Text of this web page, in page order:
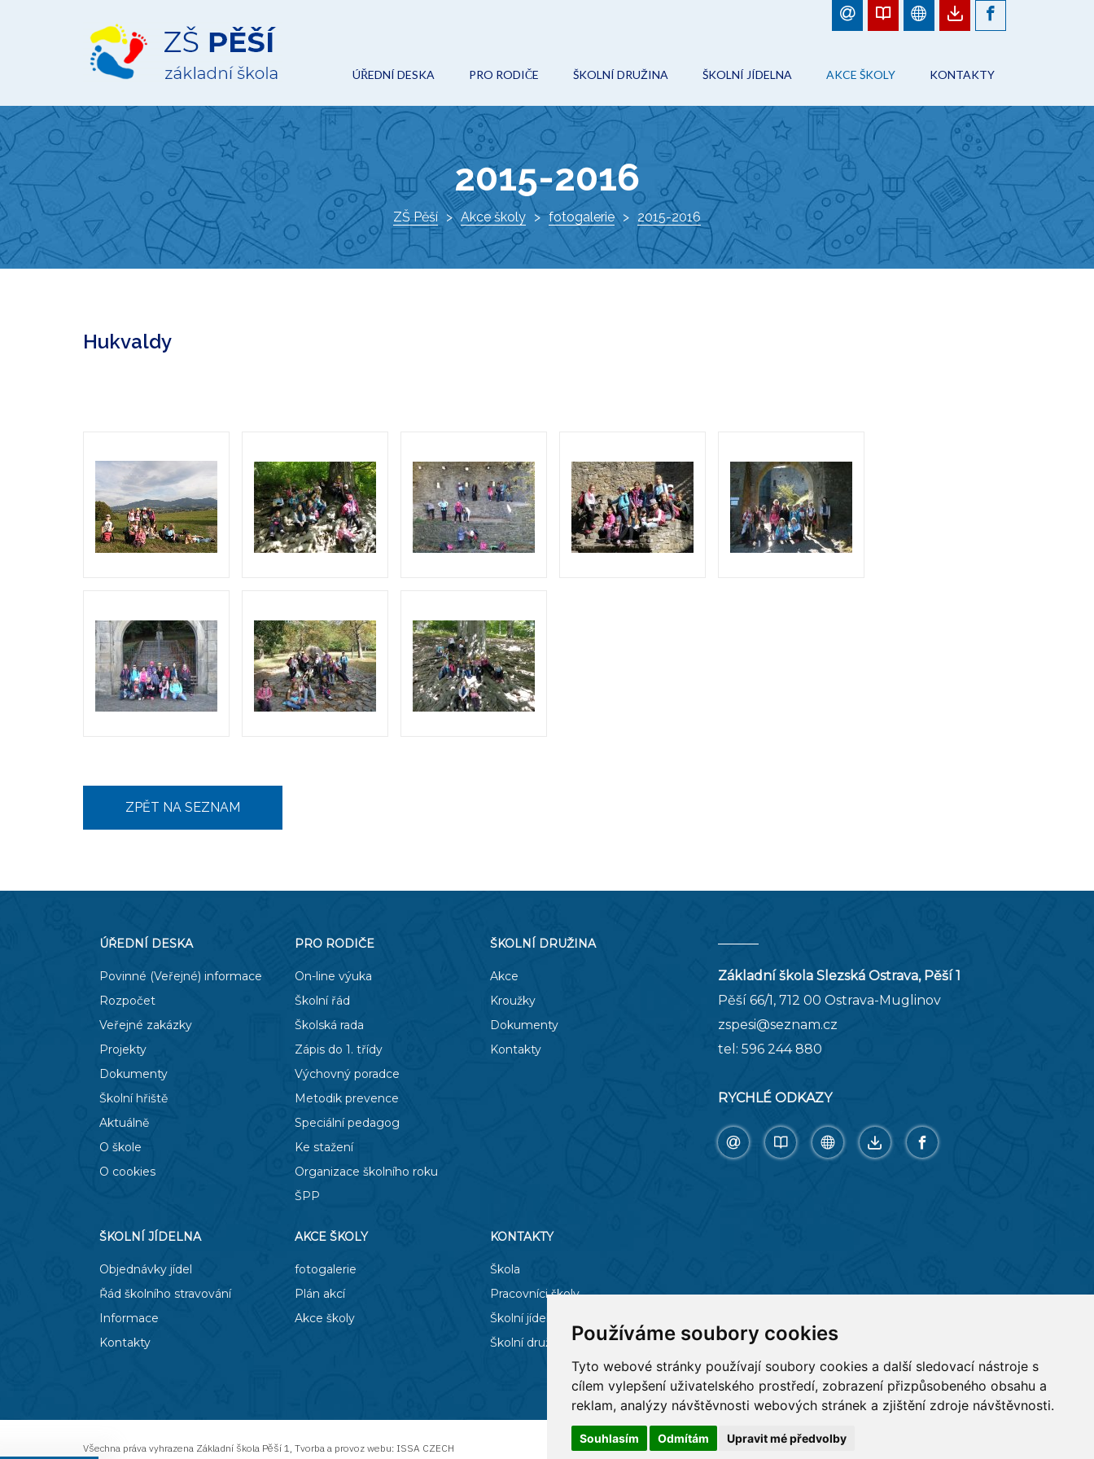
Používáme soubory cookies
Tyto webové stránky používají soubory cookies a další sledovací nástroje s
cílem vylepšení uživatelského prostředí, zobrazení přizpůsobeného obsahu a
reklam, analýzy návštěvnosti webových stránek a zjištění zdroje návštěvnosti.
Souhlasím Odmítám Upravit mé předvolby
ZŠ
Pěší
ÚŘEDNÍ DESKA
POVINNÉ (VEŘEJNÉ) INFORMACE
ROZPOČET
VEŘEJNÉ ZAKÁZKY
PROJEKTY
DOKUMENTY
PRO RODIČE
ON-LINE VÝUKA
ŠKOLNÍ ŘÁD
ŠKOLSKÁ RADA
ZÁPIS DO 1. TŘÍDY
VÝCHOVNÝ PORADCE
ŠKOLNÍ DRUŽINA
AKCE
KROUŽKY
DOKUMENTY
KONTAKTY
ŠKOLNÍ JÍDELNA
OBJEDNÁVKY JÍDEL
ŘÁD ŠKOLNÍHO STRAVOVÁNÍ
INFORMACE
KONTAKTY
AKCE ŠKOLY
FOTOGALERIE
PLÁN AKCÍ
AKCE ŠKOLY
KONTAKTY
ŠKOLA
PRACOVNÍCI ŠKOLY
ŠKOLNÍ JÍDELNA
ŠKOLNÍ DRUŽINA
2015-2016
ZŠ Pěší Akce školy fotogalerie 2015-2016
Hukvaldy
ZPĚT NA SEZNAM
ÚŘEDNÍ DESKA
Povinné (Veřejné) informace
Rozpočet
Veřejné zakázky
Projekty
Dokumenty
Školní hřiště
Aktuálně
O škole
O cookies
PRO RODIČE
On-line výuka
Školní řád
Školská rada
Zápis do 1. třídy
Výchovný poradce
Metodik prevence
Speciální pedagog
Ke stažení
Organizace školního roku
ŠPP
ŠKOLNÍ DRUŽINA
Akce
Kroužky
Dokumenty
Kontakty
ŠKOLNÍ JÍDELNA
Objednávky jídel
Řád školního stravování
Informace
Kontakty
AKCE ŠKOLY
fotogalerie
Plán akcí
Akce školy
KONTAKTY
Škola
Pracovníci školy
Školní jídelna
Školní družina
Základní škola Slezská Ostrava, Pěší 1
Pěší 66/1, 712 00 Ostrava-Muglinov
zspesi@seznam.cz
tel: 596 244 880
RYCHLÉ ODKAZY
Všechna práva vyhrazena Základní škola Pěší 1, Tvorba a provoz webu: ISSA CZECH